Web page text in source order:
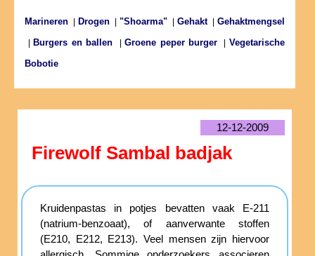
Marineren Drogen "Shoarma" Gehakt|Gehaktmengsel
Burgers en ballen |Groene peper burger |Vegetarische
Bobotie
12-12-2009
Firewolf Sambal badjak
Kruidenpastas in potjes bevatten vaak E-211
(natrium-benzoaat), of aanverwante stoffen
(E210, E212, E213). Veel mensen zijn hiervoor